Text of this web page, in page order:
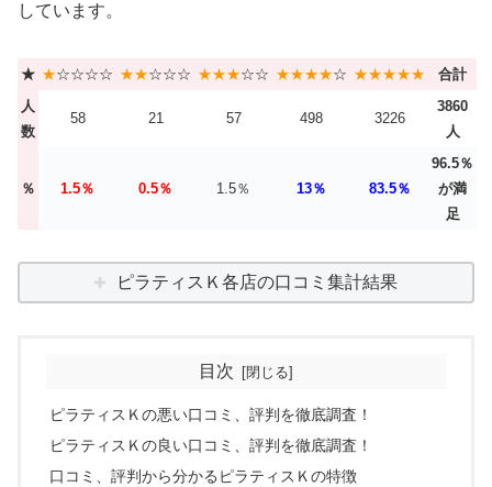
しています。
★ ★☆☆☆☆ ★★☆☆☆ ★★★☆☆ ★★★★☆ ★★★★★
合計
人
数
58 21 57 498 3226
3860
人
％ 1.5％ 0.5％ 1.5％ 13％ 83.5％
96.5％
が満
足
ピラティスＫ各店の口コミ集計結果
目次
ピラティスＫの悪い口コミ、評判を徹底調査！
ピラティスＫの良い口コミ、評判を徹底調査！
口コミ、評判から分かるピラティスＫの特徴